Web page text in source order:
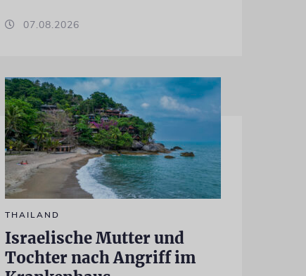
07.08.2026
THAILAND
Israelische Mutter und
Tochter nach Angriff im